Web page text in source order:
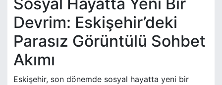
Sosyal Hayatta Yeni Bir
Devrim: Eskişehir’deki
Parasız Görüntülü Sohbet
Akımı
Eskişehir, son dönemde sosyal hayatta yeni bir